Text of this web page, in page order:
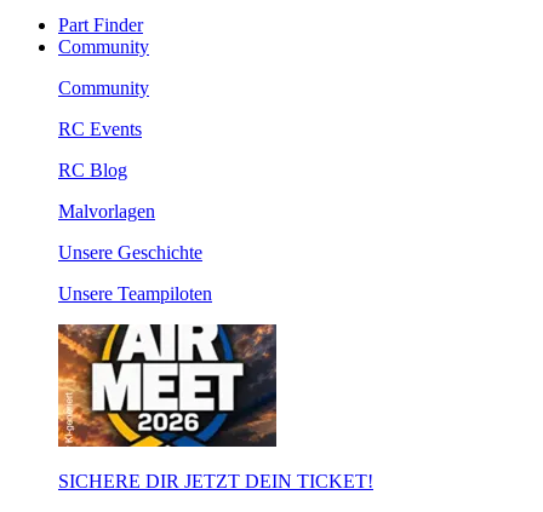
Part Finder
Community
Community
RC Events
RC Blog
Malvorlagen
Unsere Geschichte
Unsere Teampiloten
SICHERE DIR JETZT DEIN TICKET!